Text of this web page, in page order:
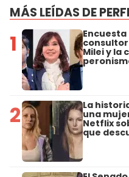
MÁS LEÍDAS DE
1 Milei y la
2 La
una
Netflix
que